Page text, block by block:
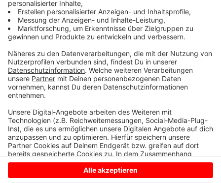
Worte Situationen zu entschärfen. Das habe bislang
ganz gut geklappt. Mehrere Städte und Gemeinden im
Kreis sind Mitglied im Präventionsnetzwerk „Sicher im
Dienst“.
Anzeige
Anzeige